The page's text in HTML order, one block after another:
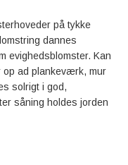
på tykke
dannes
evighedsblomster. Kan
ad plankeværk, mur
solrigt i god,
såning holdes jorden